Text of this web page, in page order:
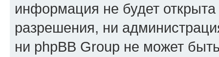
информация не будет
разрешения, ни
ни phpBB Group не может